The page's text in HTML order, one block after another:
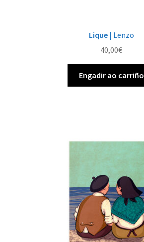
Lique| Lenzo
40,00€
Engadir ao carriño